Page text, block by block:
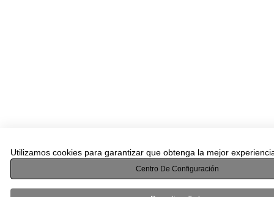
Utilizamos cookies para garantizar que obtenga la mejor
Centro De Configuración